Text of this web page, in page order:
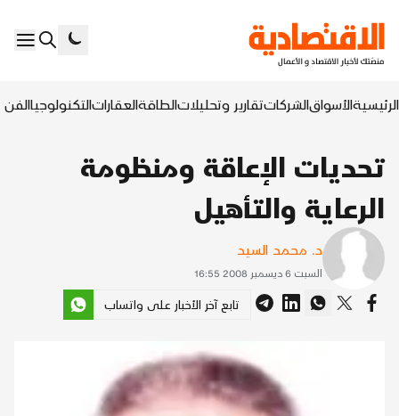
الرئيسيةالأسواقالشركاتتقارير وتحليلاتالطاقةالعقاراتالتكنولوجياالفن
تحديات الإعاقة ومنظومة
الرعاية والتأهيل
د. محمد السيد
السبت 6 ديسمبر 2008 16:55
تابع آخر الأخبار على واتساب